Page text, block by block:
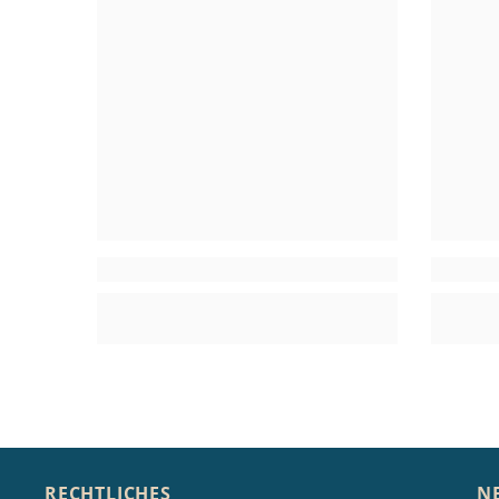
RECHTLICHES